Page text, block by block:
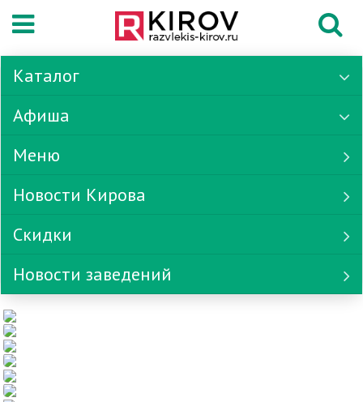
Каталог
Афиша
Меню
Новости Кирова
Скидки
Новости заведений